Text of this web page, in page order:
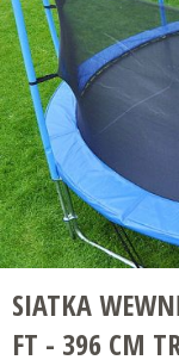
SIATKA
FT - 396 CM